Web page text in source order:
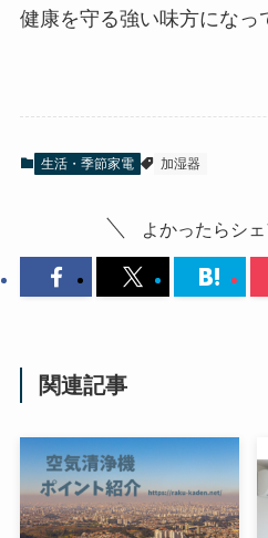
健康を守る強い味方になっ
生活・季節家電 加湿器
よかったらシェ
関連記事